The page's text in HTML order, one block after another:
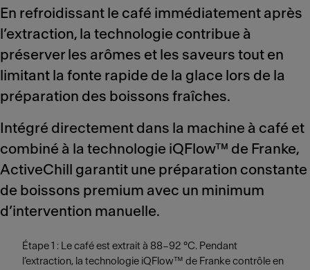
En refroidissant le café immédiatement après
l’extraction, la technologie contribue à
préserver les arômes et les saveurs tout en
limitant la fonte rapide de la glace lors de la
préparation des boissons fraîches.
Intégré directement dans la machine à café et
combiné à la technologie iQFlow™ de Franke,
ActiveChill garantit une préparation constante
de boissons premium avec un minimum
d’intervention manuelle.
Étape 1 : Le café est extrait à 88–92 °C. Pendant
l’extraction, la technologie iQFlow™ de Franke contrôle en